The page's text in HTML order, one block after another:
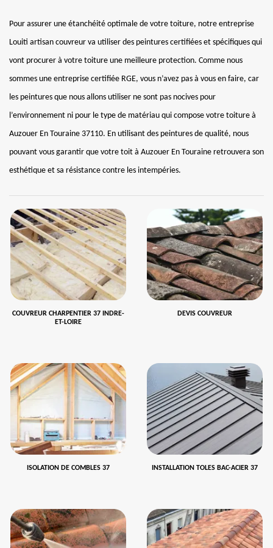
Pour assurer une étanchéité optimale de votre toiture, notre entreprise
Louiti artisan couvreur va utiliser des peintures certifiées et spécifiques qui
vont procurer à votre toiture une meilleure protection. Comme nous
sommes une entreprise certifiée RGE, vous n’avez pas à vous en faire, car
les peintures que nous allons utiliser ne sont pas nocives pour
l’environnement ni pour le type de matériau qui compose votre toiture à
Auzouer En Touraine 37110. En utilisant des peintures de qualité, nous
pouvant vous garantir que votre toit à Auzouer En Touraine retrouvera son
esthétique et sa résistance contre les intempéries.
COUVREUR CHARPENTIER 37 INDRE-
ET-LOIRE
DEVIS COUVREUR
ISOLATION DE COMBLES 37 INSTALLATION TOLES BAC-ACIER 37